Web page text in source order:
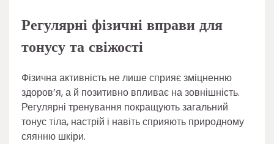
Регулярні фізичні вправи для
тонусу та свіжості
Фізична активність не лише сприяє зміцненню
здоров’я, а й позитивно впливає на зовнішність.
Регулярні тренування покращують загальний
тонус тіла, настрій і навіть сприяють природному
сяянню шкіри.